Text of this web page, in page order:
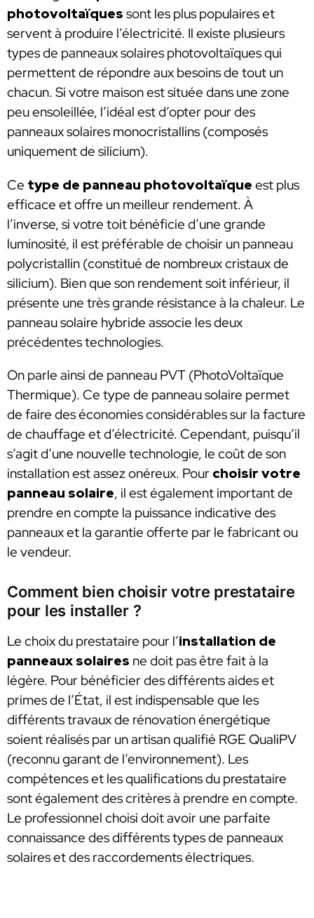
photovoltaïques sont les plus populaires et
servent à produire l’électricité. Il existe plusieurs
types de panneaux solaires photovoltaïques qui
permettent de répondre aux besoins de tout un
chacun. Si votre maison est située dans une zone
peu ensoleillée, l’idéal est d’opter pour des
panneaux solaires monocristallins (composés
uniquement de silicium).
Ce type de panneau photovoltaïque est plus
efficace et offre un meilleur rendement. À
l’inverse, si votre toit bénéficie d’une grande
luminosité, il est préférable de choisir un panneau
polycristallin (constitué de nombreux cristaux de
silicium). Bien que son rendement soit inférieur, il
présente une très grande résistance à la chaleur. Le
panneau solaire hybride associe les deux
précédentes technologies.
On parle ainsi de panneau PVT (PhotoVoltaïque
Thermique). Ce type de panneau solaire permet
de faire des économies considérables sur la facture
de chauffage et d’électricité. Cependant, puisqu’il
s’agit d’une nouvelle technologie, le coût de son
installation est assez onéreux. Pour choisir votre
panneau solaire, il est également important de
prendre en compte la puissance indicative des
panneaux et la garantie offerte par le fabricant ou
le vendeur.
Comment bien choisir votre prestataire
pour les installer ?
Le choix du prestataire pour l’installation de
panneaux solaires ne doit pas être fait à la
légère. Pour bénéficier des différents aides et
primes de l’État, il est indispensable que les
différents travaux de rénovation énergétique
soient réalisés par un artisan qualifié RGE QualiPV
(reconnu garant de l’environnement). Les
compétences et les qualifications du prestataire
sont également des critères à prendre en compte.
Le professionnel choisi doit avoir une parfaite
connaissance des différents types de panneaux
solaires et des raccordements électriques.